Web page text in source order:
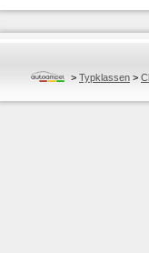
> Typklassen >